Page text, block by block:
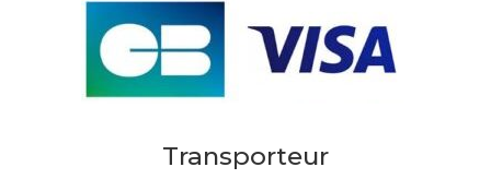
Transporteur